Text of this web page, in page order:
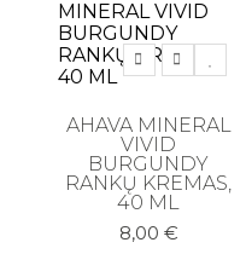
Veido šveitikliai
Veido tonikai
Makiažo priemonės
Akių pieštukai
Antakių pieštukai
AHAVA MINERAL
VIVID
BURGUNDY
RANKŲ KREMAS,
40 ML
8,00 €